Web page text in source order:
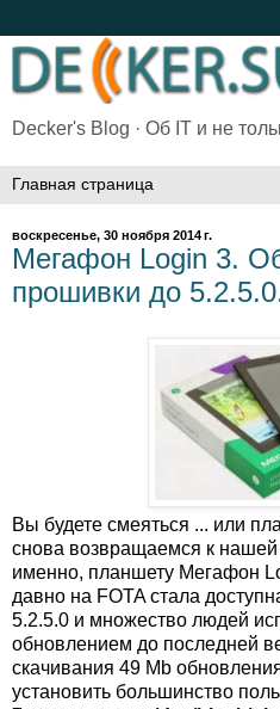
Decker's Blog · Об IT и не
воскресенье, 30 ноября 2014 г.
Мегафон Login 3.
прошивки до
Вы будете смеяться ... или
снова возвращаемся к
именно, планшету Мегафон
давно на FOTA стала
5.2.5.0 и множество людей
обновлением до последней
скачивания 49 Mb
установить большинство